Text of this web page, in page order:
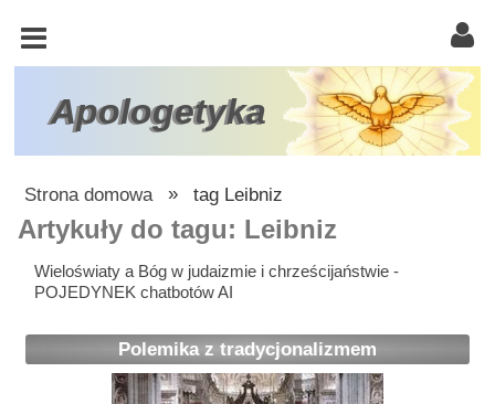
Apologetyka
KOŚCIÓŁ
KATOLICKI
TRÓJCA
ŚWIĘTA
ATEIZM
ŚWIADKOWIE
JEHOWY
OBRONIE
Strona domowa » tag Leibniz
Polemika z tradycjonalizmem
Artykuły do tagu: Leibniz
Wieloświaty a Bóg w judaizmie i chrześcijaństwie -
POJEDYNEK chatbotów AI